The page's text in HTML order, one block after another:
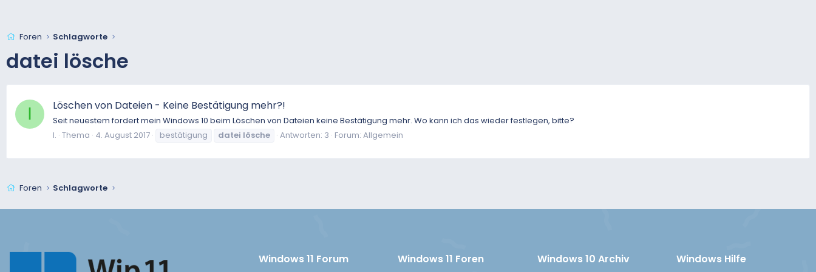
Foren Schlagworte
datei lösche
I Löschen von Dateien - Keine Bestätigung mehr?!
Seit neuestem fordert mein Windows 10 beim Löschen von Dateien keine Bestätigung mehr. Wo kann ich das wieder festlegen, bitte?
I. Thema 4. August 2017 bestätigung datei lösche Antworten: 3 Forum: Allgemein
Foren Schlagworte
Windows 11 Forum Windows 11 Foren Windows 10 Archiv Windows Hilfe